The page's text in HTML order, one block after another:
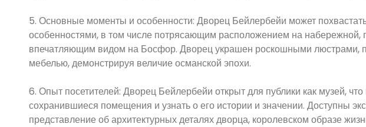
5. Основные моменты и особенности: Дворец Бейлербейи может
особенностями, в том числе потрясающим расположением на
впечатляющим видом на Босфор. Дворец украшен роскошными люстрами,
мебелью, демонстрируя величие османской эпохи.
6. Опыт посетителей: Дворец Бейлербейи открыт для публики как музей,
сохранившиеся помещения и узнать о его истории и значении. Доступны
представление об архитектурных деталях дворца, королевском образе